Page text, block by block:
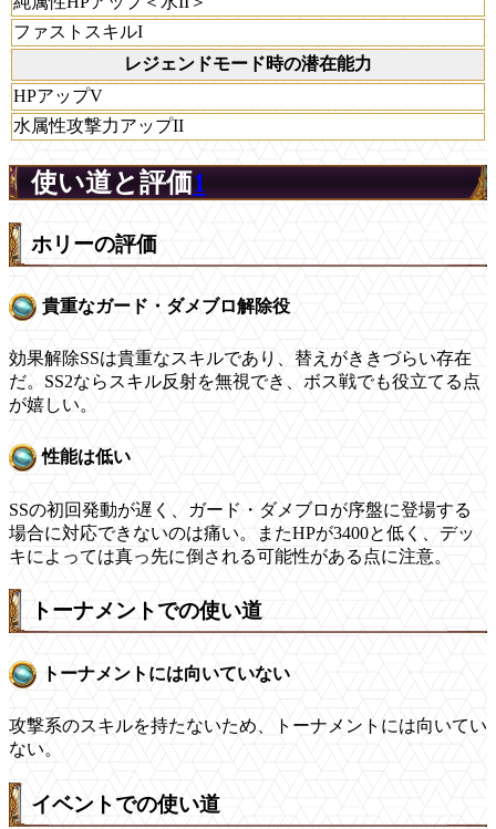
ファストスキルI
レジェンドモード時の潜在能力
HPアップV
水属性攻撃力アップII
使い道と評価1
ホリーの評価
貴重なガード・ダメブロ解除役
効果解除SSは貴重なスキルであり、替えがききづらい存在
だ。SS2ならスキル反射を無視でき、ボス戦でも役立てる点
が嬉しい。
性能は低い
SSの初回発動が遅く、ガード・ダメブロが序盤に登場する
場合に対応できないのは痛い。またHPが3400と低く、デッ
キによっては真っ先に倒される可能性がある点に注意。
トーナメントでの使い道
トーナメントには向いていない
攻撃系のスキルを持たないため、トーナメントには向いてい
ない。
イベントでの使い道